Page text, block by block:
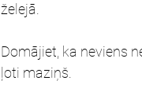
želejā.
Domājiet, ka neviens
ļoti maziņš.